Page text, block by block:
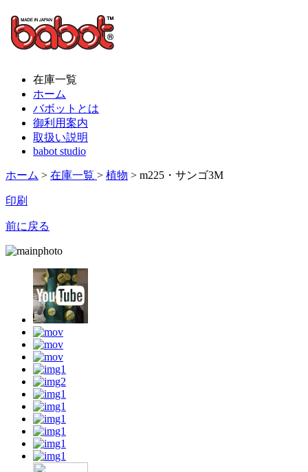
在庫一覧
ホーム
バボットとは
御利用案内
取扱い説明
babot studio
ホーム > 在庫一覧 > 植物 > m225・サンゴ3M
印刷
前に戻る